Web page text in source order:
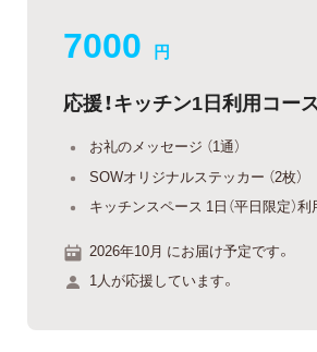
7000 円
応援！キッチン1日利用コー
お礼のメッセージ （1通）
SOWオリジナルステッカー （2枚）
キッチンスペース 1日（平日限定）
2026年10月 にお届け予定です。
1人が応援しています。